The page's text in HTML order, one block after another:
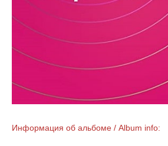
Информация об альбоме / Album info: